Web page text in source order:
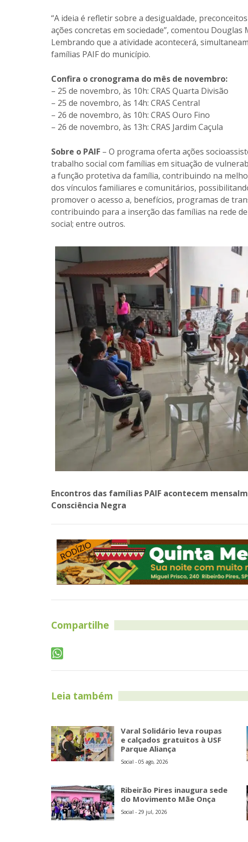
“A ideia é refletir sobre a desigualdade,
ações concretas em sociedade”, comentou
Lembrando que a atividade acontecerá,
famílias PAIF do município.
Confira o cronograma do mês de novembro:
– 25 de novembro, às 10h: CRAS Quarta Divisão
– 25 de novembro, às 14h: CRAS Central
– 26 de novembro, às 10h: CRAS Ouro Fino
– 26 de novembro, às 13h: CRAS Jardim Caçula
Sobre o PAIF – O programa oferta ações
trabalho social com famílias em situação de
a função protetiva da família, contribuindo na
dos vínculos familiares e comunitários,
promover o acesso a, benefícios, programas de
contribuindo para a inserção das famílias na rede
social; entre outros.
Encontros das famílias PAIF acontecem
Consciência Negra
Compartilhe
Leia também
Varal Solidário leva roupas
e calçados gratuitos à USF
Parque Aliança
Social - 05 ago, 2026
Ribeirão Pires inaugura sede
do Movimento Mãe Onça
Social - 29 jul, 2026